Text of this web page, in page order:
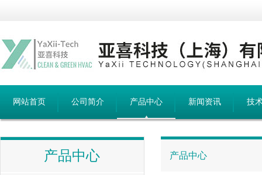
网站首页 公司简介 产品中心 新闻资讯 技
产品中心 产品中心